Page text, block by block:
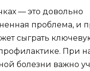
— это довольно
проблема, и
сыграть
При
болезни важно